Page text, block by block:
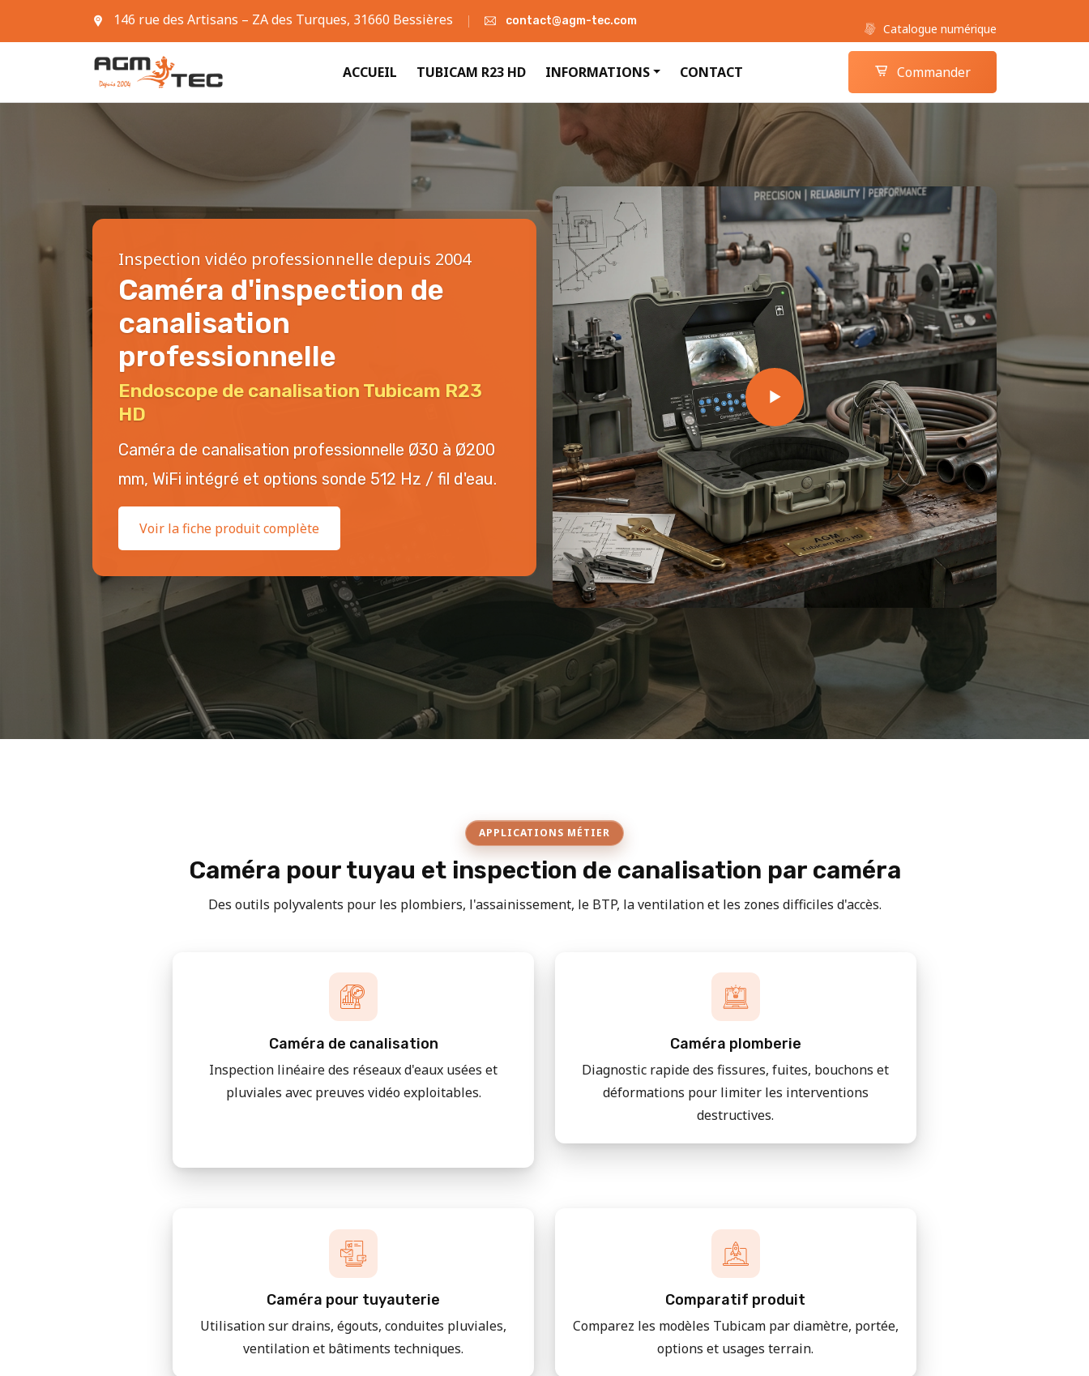
146 rue des Artisans – ZA des Turques, 31660 Bessières contact@agm-tec.com
05 61 42 90 63
Catalogue numérique
Boutique camera-inspection.com
Panier
ACCUEIL TUBICAM R23 HD INFORMATIONS CONTACT Commander
Inspection vidéo professionnelle depuis 2004
Caméra d'inspection de
canalisation
professionnelle
Endoscope de canalisation Tubicam R23
HD
Caméra de canalisation professionnelle Ø30 à Ø200
mm, WiFi intégré et options sonde 512 Hz / fil d'eau.
Voir la fiche produit complète
APPLICATIONS MÉTIER
Caméra pour tuyau et inspection de canalisation par caméra
Des outils polyvalents pour les plombiers, l'assainissement, le BTP, la ventilation et les zones difficiles d'accès.
Caméra de canalisation
Inspection linéaire des réseaux d'eaux usées et
pluviales avec preuves vidéo exploitables.
Caméra plomberie
Diagnostic rapide des fissures, fuites, bouchons et
déformations pour limiter les interventions
destructives.
Caméra pour tuyauterie
Utilisation sur drains, égouts, conduites pluviales,
ventilation et bâtiments techniques.
Comparatif produit
Comparez les modèles Tubicam par diamètre, portée,
options et usages terrain.